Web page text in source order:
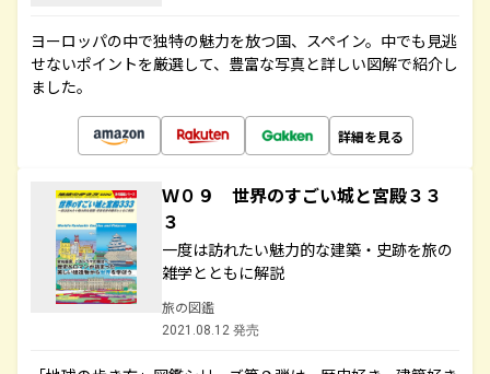
ヨーロッパの中で独特の魅力を放つ国、スペイン。中でも見逃
せないポイントを厳選して、豊富な写真と詳しい図解で紹介し
ました。
詳細を見る
Ｗ０９ 世界のすごい城と宮殿３３
３
一度は訪れたい魅力的な建築・史跡を旅の
雑学とともに解説
旅の図鑑
2021.08.12 発売